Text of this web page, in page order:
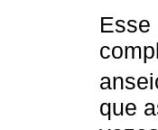
Esse
que